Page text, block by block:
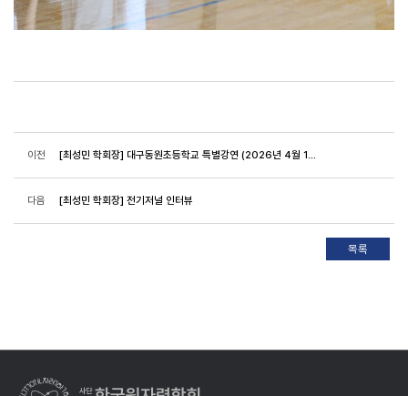
이전 [최성민 학회장] 대구동원초등학교 특별강연 (2026년 4월 16일)
다음 [최성민 학회장] 전기저널 인터뷰